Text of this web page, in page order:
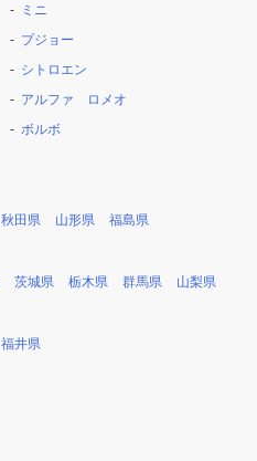
ミニ
プジョー
シトロエン
アルファ ロメオ
ボルボ
秋田県 山形県 福島県
茨城県 栃木県 群馬県 山梨県
福井県